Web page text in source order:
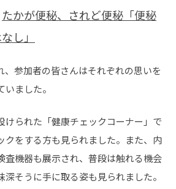
たかが便秘、されど便秘「便秘
し」
、参加者の皆さんはそれぞれの思いを
ました。
けられた「健康チェックコーナー」で
クをする方も見られました。また、内
査機器も展示され、普段は触れる機会
そうに手に取る姿も見られました。